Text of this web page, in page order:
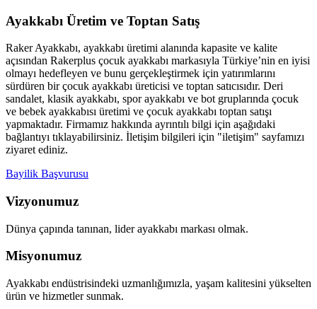
Ayakkabı Üretim ve Toptan Satış
Raker Ayakkabı, ayakkabı üretimi alanında kapasite ve kalite
açısından Rakerplus çocuk ayakkabı markasıyla Türkiye’nin en iyisi
olmayı hedefleyen ve bunu gerçekleştirmek için yatırımlarını
sürdüren bir çocuk ayakkabı üreticisi ve toptan satıcısıdır. Deri
sandalet, klasik ayakkabı, spor ayakkabı ve bot gruplarında çocuk
ve bebek ayakkabısı üretimi ve çocuk ayakkabı toptan satışı
yapmaktadır. Firmamız hakkında ayrıntılı bilgi için aşağıdaki
bağlantıyı tıklayabilirsiniz. İletişim bilgileri için "iletişim" sayfamızı
ziyaret ediniz.
Bayilik Başvurusu
Vizyonumuz
Dünya çapında tanınan, lider ayakkabı markası olmak.
Misyonumuz
Ayakkabı endüstrisindeki uzmanlığımızla, yaşam kalitesini yükselten
ürün ve hizmetler sunmak.